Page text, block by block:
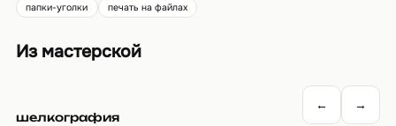
папки-уголки
печать на файлах
Из мастерской
шелкография
← →